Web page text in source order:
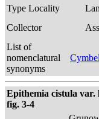
Type Locality
Collector
List of
nomenclatural
synonyms
Epithemia cistula var.
fig. 3-4